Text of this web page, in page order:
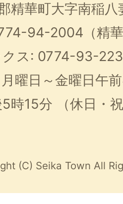
精華町大字南稲
94-2004（精
クス: 0774-93-
月曜日～金曜日午
時15分
（休日・
(C) Seika Town All